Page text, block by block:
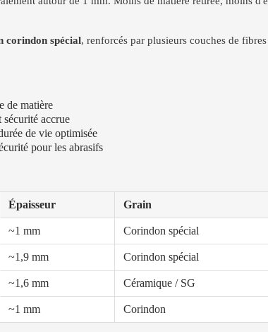
corindon spécial, renforcés par plusieurs couches de
de matière
sécurité accrue
de vie optimisée
pour les abrasifs
Épaisseur Grain
~1 mm Corindon spécial
~1,9 mm Corindon spécial
~1,6 mm Céramique / SG
~1 mm Corindon